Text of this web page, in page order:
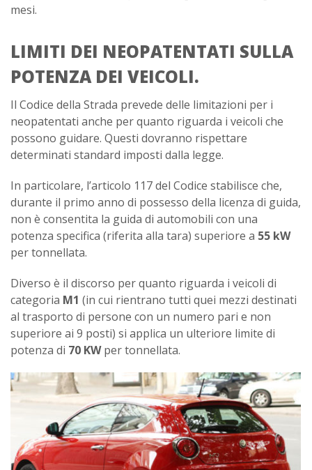
mesi.
LIMITI DEI NEOPATENTATI SULLA
POTENZA DEI VEICOLI.
Il Codice della Strada prevede delle limitazioni per i
neopatentati anche per quanto riguarda i veicoli che
possono guidare. Questi dovranno rispettare
determinati standard imposti dalla legge.
In particolare, l’articolo 117 del Codice stabilisce che,
durante il primo anno di possesso della licenza di guida,
non è consentita la guida di automobili con una
potenza specifica (riferita alla tara) superiore a 55 kW
per tonnellata.
Diverso è il discorso per quanto riguarda i veicoli di
categoria M1 (in cui rientrano tutti quei mezzi destinati
al trasporto di persone con un numero pari e non
superiore ai 9 posti) si applica un ulteriore limite di
potenza di 70 KWper tonnellata.